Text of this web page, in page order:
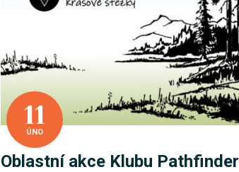
11
ÚNO
Oblastní akce Klubu Pathfinder